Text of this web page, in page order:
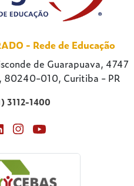
- Rede de Educação
de Guarapuava, 4747
80240-010, Curitiba - PR
3112-1400